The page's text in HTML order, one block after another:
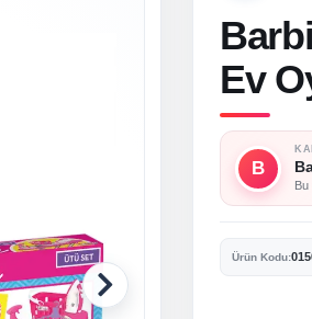
Ev
B
Bu
Ürün Kodu: